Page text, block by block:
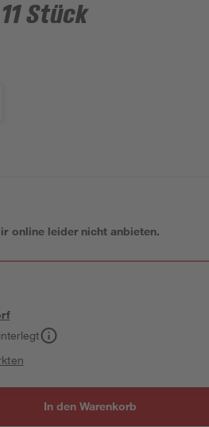
Stück
online leider nicht anbieten.
In den Warenkorb